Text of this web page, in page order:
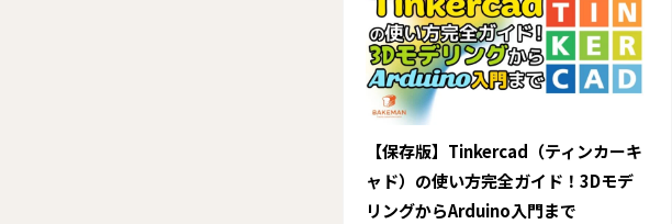
【保存版】Tinkercad（ティンカーキ
ャド）の使い方完全ガイド！3Dモデ
リングからArduino入門まで